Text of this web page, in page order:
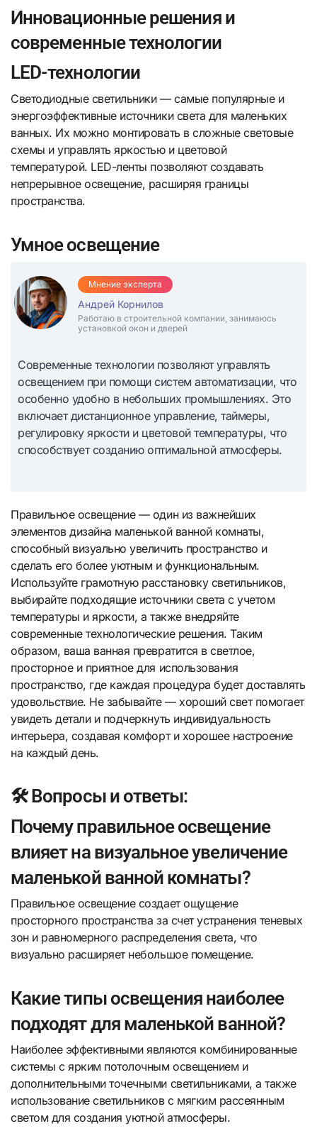
Инновационные решения и
современные технологии
LED-технологии
Светодиодные светильники — самые популярные и
энергоэффективные источники света для маленьких
ванных. Их можно монтировать в сложные световые
схемы и управлять яркостью и цветовой
температурой. LED-ленты позволяют создавать
непрерывное освещение, расширяя границы
пространства.
Умное освещение
Мнение эксперта
Андрей Корнилов
Работаю в строительной компании, занимаюсь
установкой окон и дверей
Современные технологии позволяют управлять
освещением при помощи систем автоматизации, что
особенно удобно в небольших промышлениях. Это
включает дистанционное управление, таймеры,
регулировку яркости и цветовой температуры, что
способствует созданию оптимальной атмосферы.
Правильное освещение — один из важнейших
элементов дизайна маленькой ванной комнаты,
способный визуально увеличить пространство и
сделать его более уютным и функциональным.
Используйте грамотную расстановку светильников,
выбирайте подходящие источники света с учетом
температуры и яркости, а также внедряйте
современные технологические решения. Таким
образом, ваша ванная превратится в светлое,
просторное и приятное для использования
пространство, где каждая процедура будет доставлять
удовольствие. Не забывайте — хороший свет помогает
увидеть детали и подчеркнуть индивидуальность
интерьера, создавая комфорт и хорошее настроение
на каждый день.
🛠️ Вопросы и ответы:
Почему правильное освещение
влияет на визуальное увеличение
маленькой ванной комнаты?
Правильное освещение создает ощущение
просторного пространства за счет устранения теневых
зон и равномерного распределения света, что
визуально расширяет небольшое помещение.
Какие типы освещения наиболее
подходят для маленькой ванной?
Наиболее эффективными являются комбинированные
системы с ярким потолочным освещением и
дополнительными точечными светильниками, а также
использование светильников с мягким рассеянным
светом для создания уютной атмосферы.